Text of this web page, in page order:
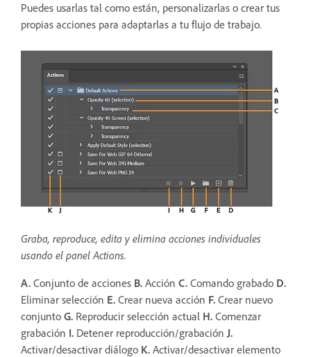
Puedes usarlas tal como están, personalizarlas o crear tus
propias acciones para adaptarlas a tu flujo de trabajo.
Graba, reproduce, edita y elimina acciones individuales
usando el panel Actions.
A. Conjunto de acciones B. Acción C. Comando grabado D.
Eliminar selección E. Crear nueva acción F. Crear nuevo
conjunto G. Reproducir selección actual H. Comenzar
grabación I. Detener reproducción/grabación J.
Activar/desactivar diálogo K. Activar/desactivar elemento